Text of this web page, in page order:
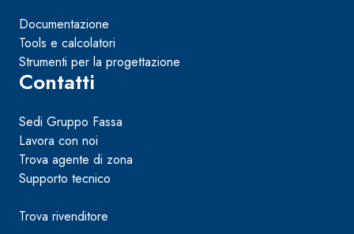
Documentazione
Tools e calcolatori
Strumenti per la progettazione
Contatti
Sedi Gruppo Fassa
Lavora con noi
Trova agente di zona
Supporto tecnico
Trova rivenditore